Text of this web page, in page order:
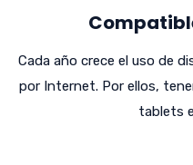
Cada año crece el uso de
por Internet. Por ellos,
tablets